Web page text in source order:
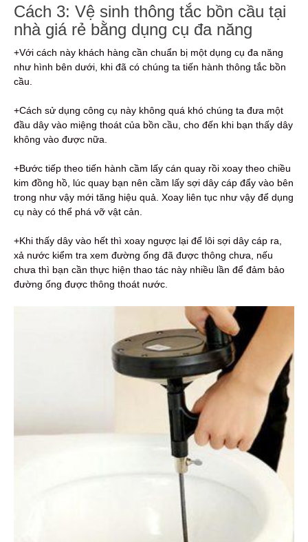
Cách 3: Vệ sinh thông tắc bồn cầu tại
nhà giá rẻ bằng dụng cụ đa năng
+Với cách này khách hàng cần chuẩn bị một dụng cụ đa năng
như hình bên dưới, khi đã có chúng ta tiến hành thông tắc bồn
cầu.
+Cách sử dụng công cụ này không quá khó chúng ta đưa một
đầu dây vào miệng thoát của bồn cầu, cho đến khi bạn thấy dây
không vào được nữa.
+Bước tiếp theo tiến hành cầm lấy cán quay rồi xoay theo chiều
kim đồng hồ, lúc quay bạn nên cầm lấy sợi dây cáp đẩy vào bên
trong như vậy mới tăng hiệu quả. Xoay liên tục như vậy để dụng
cụ này có thể phá vỡ vật cản.
+Khi thấy dây vào hết thì xoay ngược lại để lôi sợi dây cáp ra,
xả nước kiểm tra xem đường ống đã được thông chưa, nếu
chưa thì bạn cần thực hiện thao tác này nhiều lần để đảm bảo
đường ống được thông thoát nước.